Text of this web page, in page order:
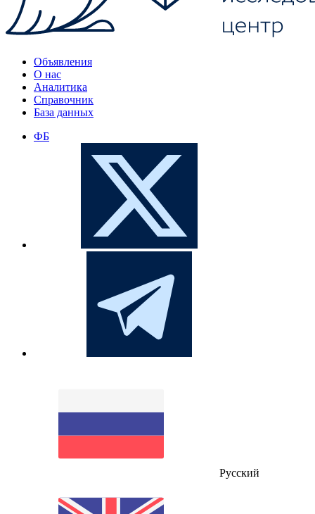
Объявления
О нас
Аналитика
Справочник
База данных
ФБ
Русский